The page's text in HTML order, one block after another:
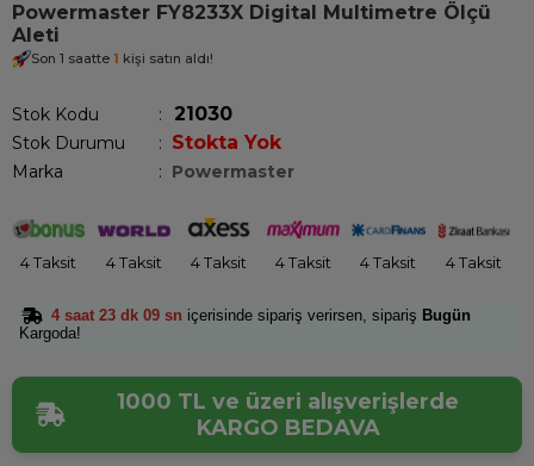
Powermaster FY8233X Digital Multimetre Ölçü
Aleti
Son 1 saatte 1 kişi satın aldı!
Stok Kodu 21030
Stok Durumu : Stokta Yok
Marka : Powermaster
4 Taksit 4 Taksit 4 Taksit 4 Taksit 4 Taksit 4 Taksit
4 saat 23 dk 08 sn içerisinde sipariş verirsen, sipariş Bugün
Kargoda!
1000 TL ve üzeri alışverişlerde
KARGO BEDAVA